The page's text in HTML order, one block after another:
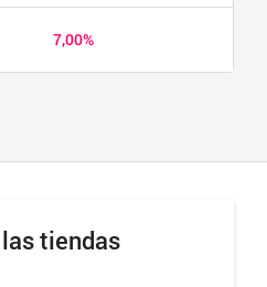
7,00%
tiendas